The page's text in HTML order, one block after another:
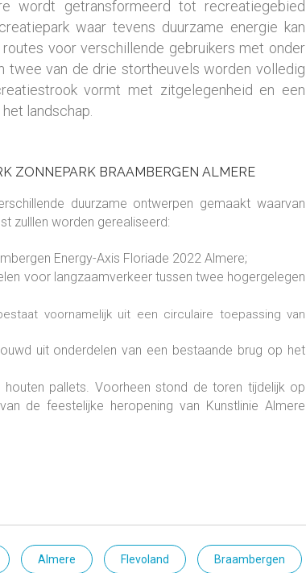
wordt getransformeerd tot recreatiegebied
waar tevens duurzame energie kan
voor verschillende gebruikers met onder
twee van de drie stortheuvels worden volledig
vormt met zitgelegenheid en een
landschap.
ZONNEPARK BRAAMBERGEN ALMERE
duurzame ontwerpen gemaakt waarvan
zulllen worden gerealiseerd:
Energy-Axis Floriade 2022 Almere;
voor langzaamverkeer tussen twee hogergelegen
voornamelijk uit een circulaire toepassing van
uit onderdelen van een bestaande brug op het
houten pallets. Voorheen stond de toren tijdelijk op
de feestelijke heropening van Kunstlinie Almere
Almere Flevoland Braambergen